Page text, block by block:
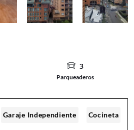
3
Parqueaderos
Garaje Independiente Cocineta